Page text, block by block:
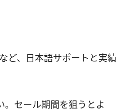
ど、日本語サポートと実績
。セール期間を狙うとよ